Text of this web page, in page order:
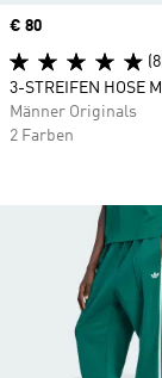
Price
€ 80
3-STREIFEN HOSE
Männer Originals
2 Farben